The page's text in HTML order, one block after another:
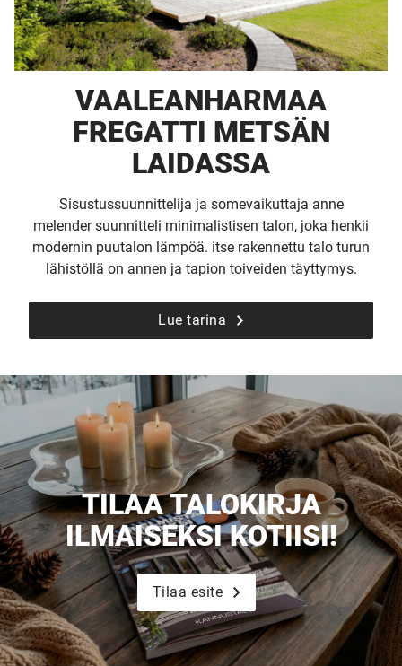
VAALEANHARMAA
FREGATTI METSÄN
LAIDASSA
Sisustussuunnittelija ja somevaikuttaja anne
melender suunnitteli minimalistisen talon, joka henkii
modernin puutalon lämpöä. itse rakennettu talo turun
lähistöllä on annen ja tapion toiveiden täyttymys.
Lue tarina
TILAA TALOKIRJA
ILMAISEKSI KOTIISI!
Tilaa esite